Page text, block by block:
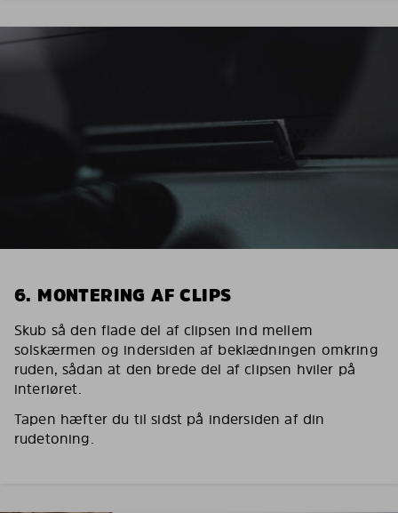
6. MONTERING AF CLIPS
Skub så den flade del af clipsen ind mellem
solskærmen og indersiden af beklædningen omkring
ruden, sådan at den brede del af clipsen hviler på
interiøret.
Tapen hæfter du til sidst på indersiden af din
rudetoning.